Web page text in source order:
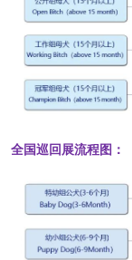
全国巡回展流程图：